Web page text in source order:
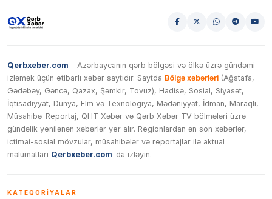
Qerbxeber.com – Azərbaycanın qərb bölgəsi və ölkə üzrə gündəmi
izləmək üçün etibarlı xəbər saytıdır. Saytda Bölgə xəbərləri (Ağstafa,
Gədəbəy, Gəncə, Qazax, Şəmkir, Tovuz), Hadisə, Sosial, Siyasət,
İqtisadiyyat, Dünya, Elm və Texnologiya, Mədəniyyət, İdman, Maraqlı,
Müsahibə-Reportaj, QHT Xəbər və Qərb Xəbər TV bölmələri üzrə
gündəlik yenilənən xəbərlər yer alır. Regionlardan ən son xəbərlər,
ictimai-sosial mövzular, müsahibələr və reportajlar ilə aktual
məlumatları Qerbxeber.com-da izləyin.
KATEQORIYALAR